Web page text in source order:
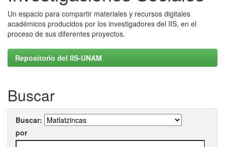
Un espacio para compartir materiales y recursos digitales
académicos producidos por los investigadores del IIS, en el
proceso de sus diferentes proyectos.
Repositorio del IIS-UNAM
Buscar
Buscar:
por